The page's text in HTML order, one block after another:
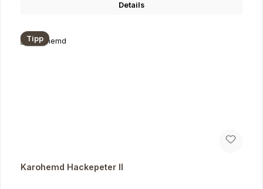
Details
Tipp
Karohemd Hackepeter II